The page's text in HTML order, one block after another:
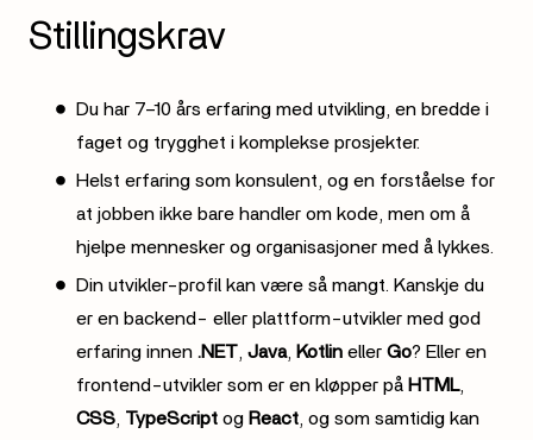
Stillingskrav
Du har 7–10 års erfaring med utvikling, en bredde i
faget og trygghet i komplekse prosjekter.
Helst erfaring som konsulent, og en forståelse for
at jobben ikke bare handler om kode, men om å
hjelpe mennesker og organisasjoner med å lykkes.
Din utvikler-profil kan være så mangt. Kanskje du
er en backend- eller plattform-utvikler med god
erfaring innen .NET Java, Kotlin eller Go? Eller en
frontend-utvikler som er en kløpper på HTML,
CSS TypeScript og React , og som samtidig kan